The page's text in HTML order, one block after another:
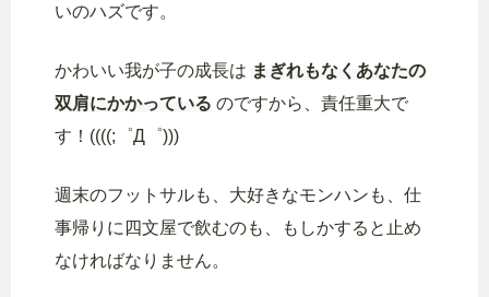
いのハズです。
かわいい我が子の成長は まぎれもなくあなたの
双肩にかかっている のですから、責任重大で
す！((((;゜Д゜)))
週末のフットサルも、大好きなモンハンも、仕
事帰りに四文屋で飲むのも、もしかすると止め
なければなりません。